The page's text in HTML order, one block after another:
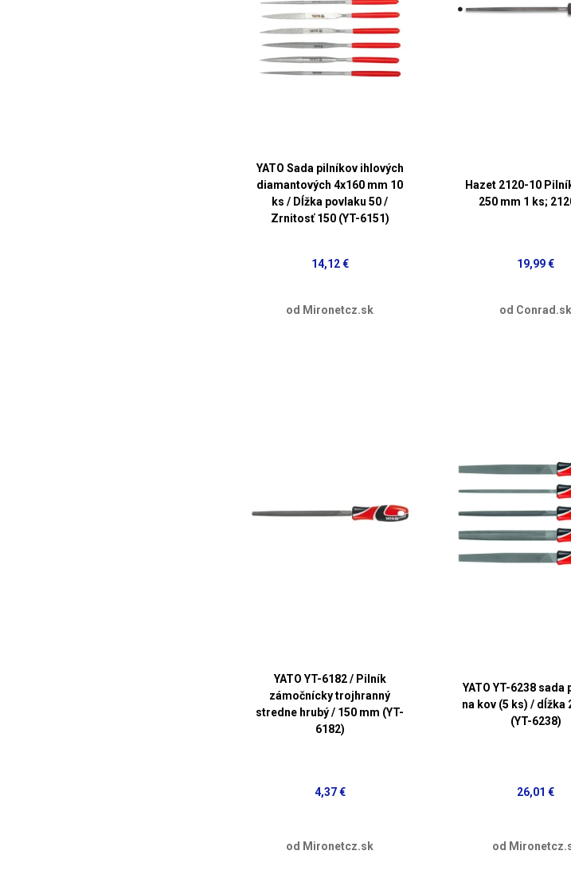
YATO Sada pilníkov ihlových
diamantových 4x160 mm 10
ks / Dĺžka povlaku 50 /
Zrnitosť 150 (YT-6151)
14,12 €
od Mironetcz.sk
Hazet 2120-10
250 mm 1 ks;
19,99 €
od Conrad.sk
YATO YT-6182 / Pilník
zámočnícky trojhranný
stredne hrubý / 150 mm (YT-
6182)
4,37 €
od Mironetcz.sk
YATO YT-6238 sada
na kov (5 ks) / dĺžka
(YT-6238)
26,01 €
od